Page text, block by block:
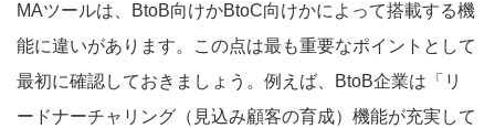
MAツールは、BtoB向けかBtoC向けかによって搭載する機
能に違いがあります。この点は最も重要なポイントとして
最初に確認しておきましょう。例えば、BtoB企業は「リ
ードナーチャリング（見込み顧客の育成）機能が充実して